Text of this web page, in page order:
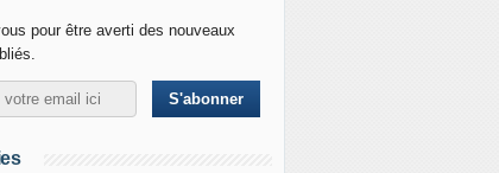
pour être averti des nouveaux